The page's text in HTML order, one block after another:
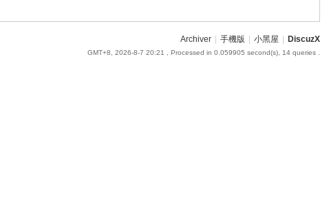
Archiver 手機版 小黑屋 DiscuzX
GMT+8, 2026-8-7 20:21 , Processed in 0.059905 second(s), 14 queries .